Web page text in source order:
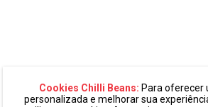
Cookies Chilli Beans: Para oferecer
personalizada e melhorar sua